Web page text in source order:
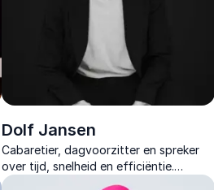
Dolf Jansen
Cabaretier, dagvoorzitter en spreker
over tijd, snelheid en efficiëntie.
Prikkelend, humoristisch en altijd